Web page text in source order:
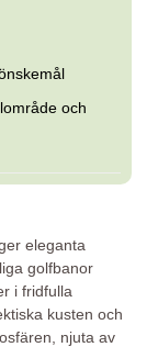
och
eleganta
golfbanor
i fridfulla
kusten och
njuta av